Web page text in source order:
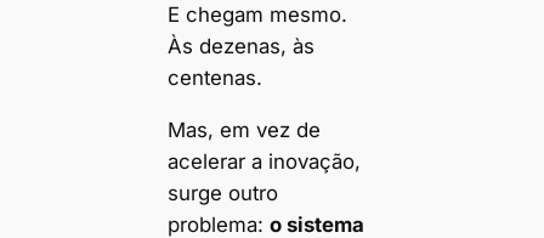
E chegam mesmo.
Às dezenas, às
centenas.
Mas, em vez de
acelerar a inovação,
surge outro
problema: o sistema